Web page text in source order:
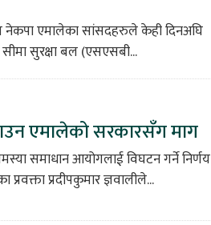
दल नेकपा एमालेका सांसदहरुले केही दिनअघि
सीमा सुरक्षा बल (एसएसबी...
एमालेको सरकारसँग माग
समाधान आयोगलाई विघटन गर्ने निर्णय
प्रदीपकुमार ज्ञवालीले...